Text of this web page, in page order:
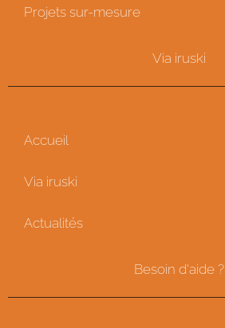
Projets sur-mesure
Via iruski
Accueil
Via iruski
Actualités
Besoin d'aide ?